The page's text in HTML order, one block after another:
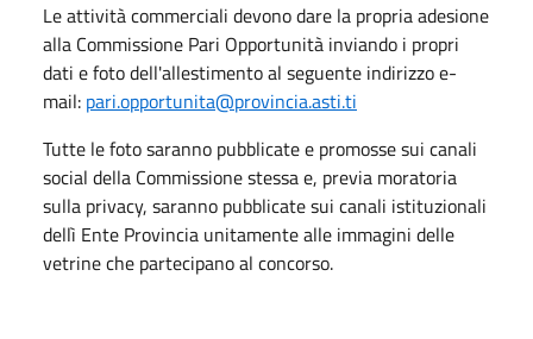
Le attività commerciali devono dare la propria adesione
alla Commissione Pari Opportunità inviando i propri
dati e foto dell'allestimento al seguente indirizzo e-
mail: pari.opportunita@provincia.asti.ti
Tutte le foto saranno pubblicate e promosse sui canali
social della Commissione stessa e, previa moratoria
sulla privacy, saranno pubblicate sui canali istituzionali
dellì Ente Provincia unitamente alle immagini delle
vetrine che partecipano al concorso.